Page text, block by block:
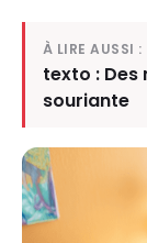
À LIRE AUSSI :
texto :
souriante